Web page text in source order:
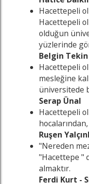
Hacettepeli
Hacettepeli
olduğun
yüzlerinde
Belgin Tekin
Hacettepeli
mesleğine
üniversitede
Serap Ünal
Hacettepeli
Ruşen
"Nereden
"Hacettepe "
almaktır.
Ferdi Kurt -